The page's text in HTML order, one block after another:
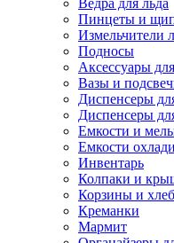
Пинцеты и
Измельчители
Подносы
Аксессуары
Вазы и
Диспенсеры
Диспенсеры
Емкости и
Емкости
Инвентарь
Колпаки и
Корзины и
Креманки
Мармит